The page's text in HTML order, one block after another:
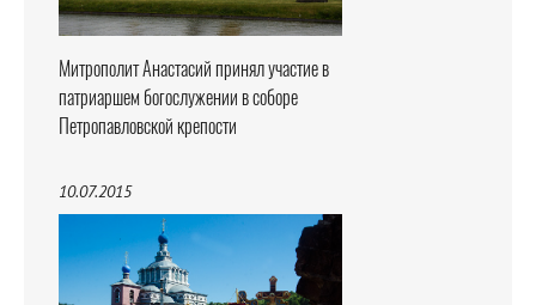
Митрополит Анастасий принял участие в
патриаршем богослужении в соборе
Петропавловской крепости
10.07.2015